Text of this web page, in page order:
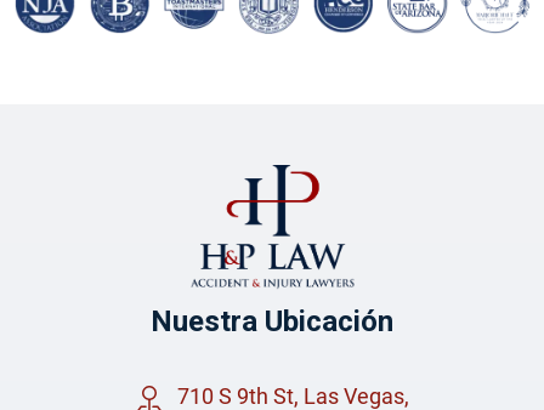
Nuestra Ubicación
710 S 9th St, Las Vegas,